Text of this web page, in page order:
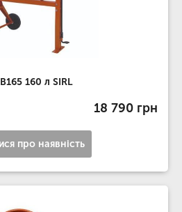
160 л SIRL
18 790 грн
про наявність